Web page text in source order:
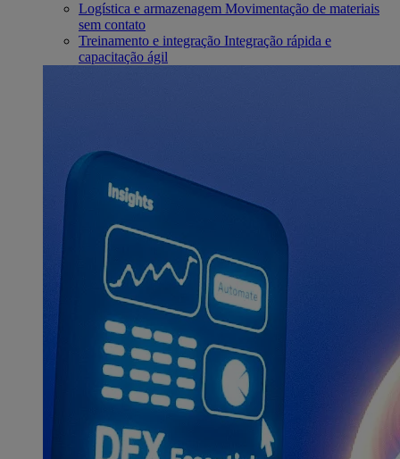
Logística e armazenagem Movimentação de materiais
sem contato
Treinamento e integração Integração rápida e
capacitação ágil